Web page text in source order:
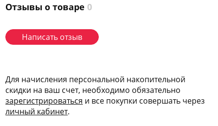
Отзывы о товаре 0
Написать отзыв
Для начисления персональной накопительной
скидки на ваш счет, необходимо обязательно
зарегистрироваться и все покупки совершать через
личный кабинет.